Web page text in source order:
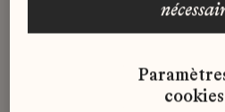
Vous n'avez pas
qui correspond à
Envoyez-nouscookies